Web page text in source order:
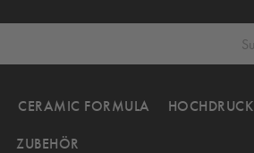
CERAMIC FORMULA HOCHDRUCK
ZUBEHÖR